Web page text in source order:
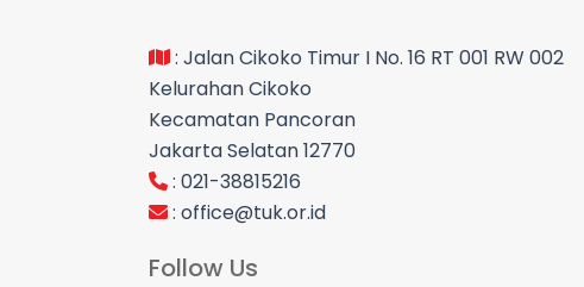
: Jalan Cikoko Timur I No. 16 RT 001 RW 002
Kelurahan Cikoko
Kecamatan Pancoran
Jakarta Selatan 12770
: 021-38815216
: office@tuk.or.id
Follow Us